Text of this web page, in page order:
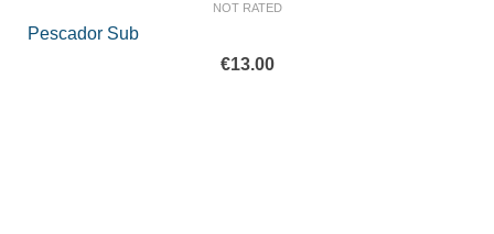
NOT RATED
Pescador Sub
€13.00